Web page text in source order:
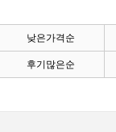
낮은가격순
후기많은순